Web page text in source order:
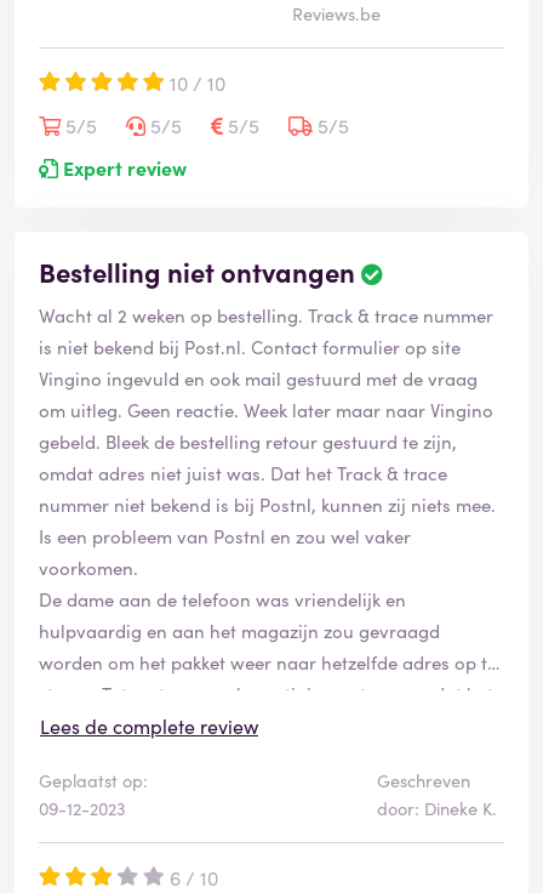
Reviews.be
10 / 10
5/5
5/5 5/5
5/5
Expert review
Bestelling niet ontvangen
Wacht al 2 weken op bestelling. Track & trace nummer
is niet bekend bij Post.nl. Contact formulier op site
Vingino ingevuld en ook mail gestuurd met de vraag
om uitleg. Geen reactie. Week later maar naar Vingino
gebeld. Bleek de bestelling retour gestuurd te zijn,
omdat adres niet juist was. Dat het Track & trace
nummer niet bekend is bij Postnl, kunnen zij niets mee.
Is een probleem van Postnl en zou wel vaker
voorkomen.
De dame aan de telefoon was vriendelijk en
hulpvaardig en aan het magazijn zou gevraagd
worden om het pakket weer naar hetzelfde adres op te
sturen. Tot nu toe geen bevestiging ontvangen dat het
daadwerkelijk verstuurd is, en ook nog steeds geen
krijg. Super slechte service!
Lees de complete review
Geplaatst op:
09-12-2023
Geschreven
door: Dineke K.
6 / 10